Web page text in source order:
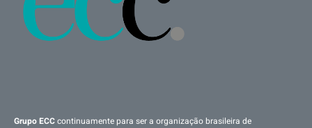
Grupo ECCcontinuamente para ser a organização brasileira de